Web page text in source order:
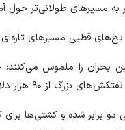
به مسیر‌های طولانی‌تر حول
قطبی مسیر‌های
در روز به ۲۳۰ هزار دلار جهش کرده است.
دو برابر شده و کشتی‌ها